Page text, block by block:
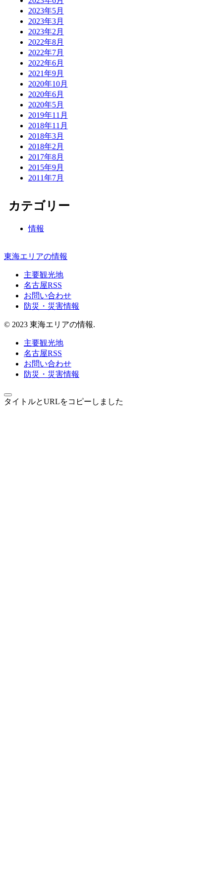
2023年5月
2023年3月
2023年2月
2022年8月
2022年7月
2022年6月
2021年9月
2020年10月
2020年6月
2020年5月
2019年11月
2018年11月
2018年3月
2018年2月
2017年8月
2015年9月
2011年7月
カテゴリー
情報
東海エリアの情報
主要観光地
名古屋RSS
お問い合わせ
防災・災害情報
© 2023 東海エリアの情報.
主要観光地
名古屋RSS
お問い合わせ
防災・災害情報
タイトルとURLをコピーしました